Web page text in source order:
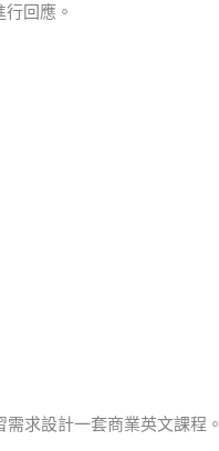
回應。
求設計一套商業英文課程。